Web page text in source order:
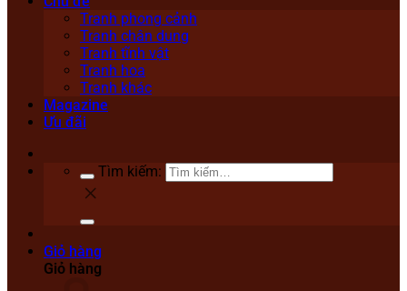
Tranh phong cảnh
Tranh chân dung
Tranh tĩnh vật
Tranh hoa
Tranh khác
Magazine
Ưu đãi
Tìm kiếm:
Giỏ hàng
Giỏ hàng